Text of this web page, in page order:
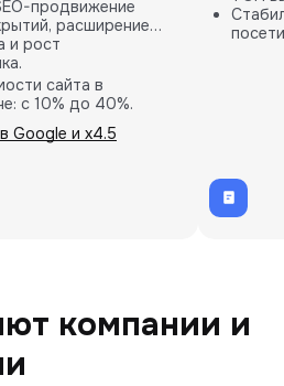
продвижение
расширение
и рост
сайта в
с 10% до 40%.
количества
(лидов).
решений на основе
Google и х4.5
компании и